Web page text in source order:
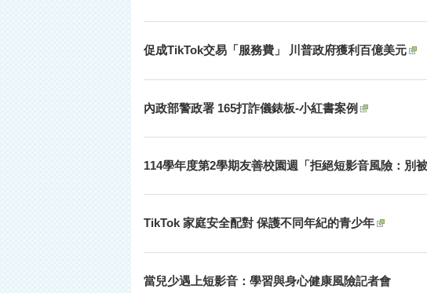
促成TikTok交易「服務費」 川普政府獲利百億美元
內政部警政署 165打詐儀錶板-小紅書案例
114學年度第2學期友善校園週「拒絕短影音風險：別
TikTok 家庭安全配對 保護不同年紀的青少年
當兒少遇上短影音：學習與身心健康風險記者會